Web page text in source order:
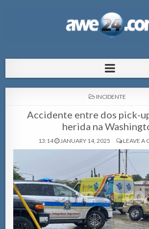
pa Aruba
POSTED
INCIDENTE
Accidente entre dos pick-
herida na
13:14 JANUARY 14, 2025 LEAVE A